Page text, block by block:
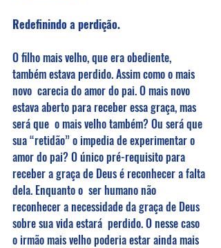
Redefinindo a perdição.
O filho mais velho, que era obediente,
também estava perdido. Assim como o mais
novo  carecia do amor do pai. O mais novo
estava aberto para receber essa graça, mas
será que  o mais velho também? Ou será que
sua “retidão” o impedia de experimentar o
amor do pai? O único pré-requisito para
receber a graça de Deus é reconhecer a falta
dela. Enquanto o  ser humano não
reconhecer a necessidade da graça de Deus
sobre sua vida estará  perdido. O nesse caso
o irmão mais velho poderia estar ainda mais